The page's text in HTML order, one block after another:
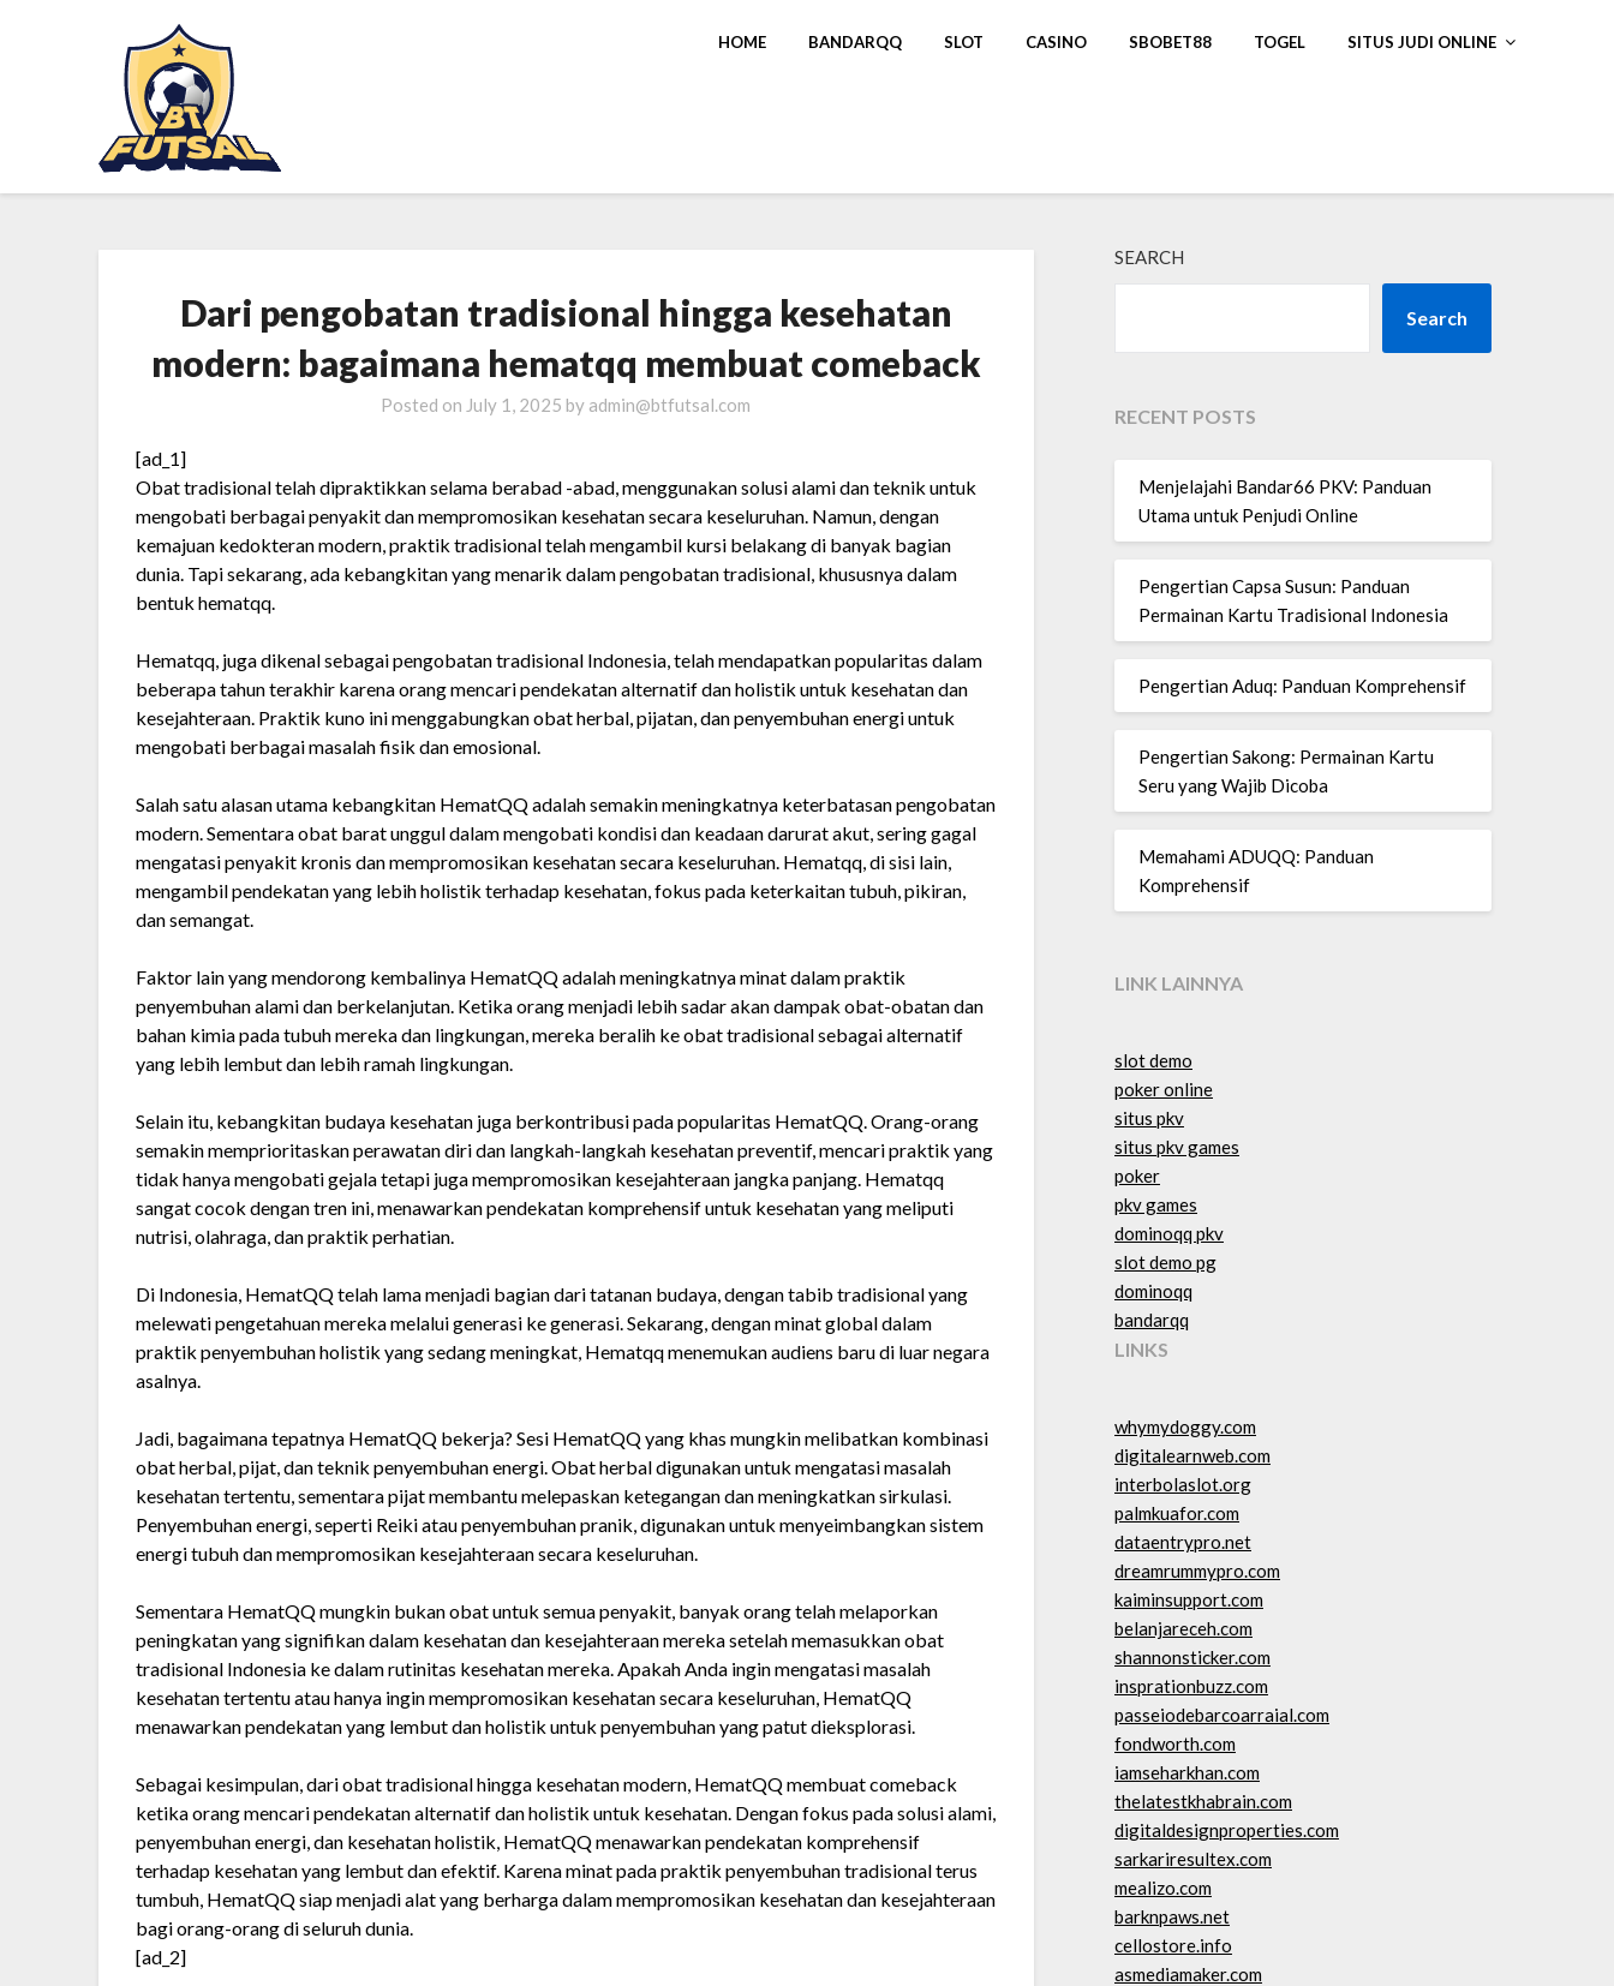
HOME BANDARQQ SLOT CASINO SBOBET88 TOGEL SITUS JUDI ONLINE
Dari pengobatan tradisional hingga kesehatan
modern: bagaimana hematqq membuat comeback
Posted on July 1, 2025 by admin@btfutsal.com
[ad_1]
Obat tradisional telah dipraktikkan selama berabad -abad, menggunakan solusi alami dan teknik untuk
mengobati berbagai penyakit dan mempromosikan kesehatan secara keseluruhan. Namun, dengan
kemajuan kedokteran modern, praktik tradisional telah mengambil kursi belakang di banyak bagian
dunia. Tapi sekarang, ada kebangkitan yang menarik dalam pengobatan tradisional, khususnya dalam
bentuk hematqq.
Hematqq, juga dikenal sebagai pengobatan tradisional Indonesia, telah mendapatkan popularitas dalam
beberapa tahun terakhir karena orang mencari pendekatan alternatif dan holistik untuk kesehatan dan
kesejahteraan. Praktik kuno ini menggabungkan obat herbal, pijatan, dan penyembuhan energi untuk
mengobati berbagai masalah fisik dan emosional.
Salah satu alasan utama kebangkitan HematQQ adalah semakin meningkatnya keterbatasan pengobatan
modern. Sementara obat barat unggul dalam mengobati kondisi dan keadaan darurat akut, sering gagal
mengatasi penyakit kronis dan mempromosikan kesehatan secara keseluruhan. Hematqq, di sisi lain,
mengambil pendekatan yang lebih holistik terhadap kesehatan, fokus pada keterkaitan tubuh, pikiran,
dan semangat.
Faktor lain yang mendorong kembalinya HematQQ adalah meningkatnya minat dalam praktik
penyembuhan alami dan berkelanjutan. Ketika orang menjadi lebih sadar akan dampak obat-obatan dan
bahan kimia pada tubuh mereka dan lingkungan, mereka beralih ke obat tradisional sebagai alternatif
yang lebih lembut dan lebih ramah lingkungan.
Selain itu, kebangkitan budaya kesehatan juga berkontribusi pada popularitas HematQQ. Orang-orang
semakin memprioritaskan perawatan diri dan langkah-langkah kesehatan preventif, mencari praktik yang
tidak hanya mengobati gejala tetapi juga mempromosikan kesejahteraan jangka panjang. Hematqq
sangat cocok dengan tren ini, menawarkan pendekatan komprehensif untuk kesehatan yang meliputi
nutrisi, olahraga, dan praktik perhatian.
Di Indonesia, HematQQ telah lama menjadi bagian dari tatanan budaya, dengan tabib tradisional yang
melewati pengetahuan mereka melalui generasi ke generasi. Sekarang, dengan minat global dalam
praktik penyembuhan holistik yang sedang meningkat, Hematqq menemukan audiens baru di luar negara
asalnya.
Jadi, bagaimana tepatnya HematQQ bekerja? Sesi HematQQ yang khas mungkin melibatkan kombinasi
obat herbal, pijat, dan teknik penyembuhan energi. Obat herbal digunakan untuk mengatasi masalah
kesehatan tertentu, sementara pijat membantu melepaskan ketegangan dan meningkatkan sirkulasi.
Penyembuhan energi, seperti Reiki atau penyembuhan pranik, digunakan untuk menyeimbangkan sistem
energi tubuh dan mempromosikan kesejahteraan secara keseluruhan.
Sementara HematQQ mungkin bukan obat untuk semua penyakit, banyak orang telah melaporkan
peningkatan yang signifikan dalam kesehatan dan kesejahteraan mereka setelah memasukkan obat
tradisional Indonesia ke dalam rutinitas kesehatan mereka. Apakah Anda ingin mengatasi masalah
kesehatan tertentu atau hanya ingin mempromosikan kesehatan secara keseluruhan, HematQQ
menawarkan pendekatan yang lembut dan holistik untuk penyembuhan yang patut dieksplorasi.
Sebagai kesimpulan, dari obat tradisional hingga kesehatan modern, HematQQ membuat comeback
ketika orang mencari pendekatan alternatif dan holistik untuk kesehatan. Dengan fokus pada solusi alami,
penyembuhan energi, dan kesehatan holistik, HematQQ menawarkan pendekatan komprehensif
terhadap kesehatan yang lembut dan efektif. Karena minat pada praktik penyembuhan tradisional terus
tumbuh, HematQQ siap menjadi alat yang berharga dalam mempromosikan kesehatan dan kesejahteraan
bagi orang-orang di seluruh dunia.
[ad_2]
SEARCH
Search
RECENT POSTS
Menjelajahi Bandar66 PKV: Panduan
Utama untuk Penjudi Online
Pengertian Capsa Susun: Panduan
Permainan Kartu Tradisional Indonesia
Pengertian Aduq: Panduan Komprehensif
Pengertian Sakong: Permainan Kartu
Seru yang Wajib Dicoba
Memahami ADUQQ: Panduan
Komprehensif
LINK LAINNYA
slot demo
poker online
situs pkv
situs pkv games
poker
pkv games
dominoqq pkv
slot demo pg
dominoqq
bandarqq
LINKS
whymydoggy.com
digitalearnweb.com
interbolaslot.org
palmkuafor.com
dataentrypro.net
dreamrummypro.com
kaiminsupport.com
belanjareceh.com
shannonsticker.com
insprationbuzz.com
passeiodebarcoarraial.com
fondworth.com
iamseharkhan.com
thelatestkhabrain.com
digitaldesignproperties.com
sarkariresultex.com
mealizo.com
barknpaws.net
cellostore.info
asmediamaker.com